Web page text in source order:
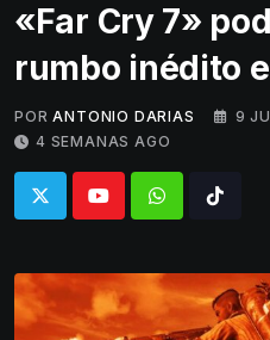
«Far Cry 7»
rumbo inédito
POR ANTONIO DARIAS
9
4 SEMANAS AGO
WhatsappTiktok